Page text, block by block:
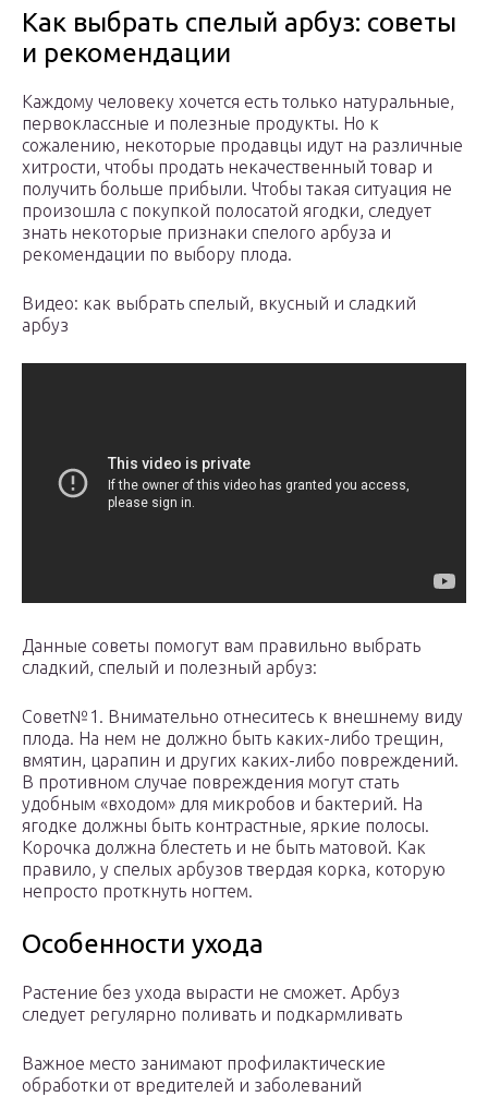
Как выбрать спелый арбуз: советы
и рекомендации
Каждому человеку хочется есть только натуральные,
первоклассные и полезные продукты. Но к
сожалению, некоторые продавцы идут на различные
хитрости, чтобы продать некачественный товар и
получить больше прибыли. Чтобы такая ситуация не
произошла с покупкой полосатой ягодки, следует
знать некоторые признаки спелого арбуза и
рекомендации по выбору плода.
Видео: как выбрать спелый, вкусный и сладкий
арбуз
Данные советы помогут вам правильно выбрать
сладкий, спелый и полезный арбуз:
Совет№1. Внимательно отнеситесь к внешнему виду
плода. На нем не должно быть каких-либо трещин,
вмятин, царапин и других каких-либо повреждений.
В противном случае повреждения могут стать
удобным «входом» для микробов и бактерий. На
ягодке должны быть контрастные, яркие полосы.
Корочка должна блестеть и не быть матовой. Как
правило, у спелых арбузов твердая корка, которую
непросто проткнуть ногтем.
Особенности ухода
Растение без ухода вырасти не сможет. Арбуз
следует регулярно поливать и подкармливать
Важное место занимают профилактические
обработки от вредителей и заболеваний